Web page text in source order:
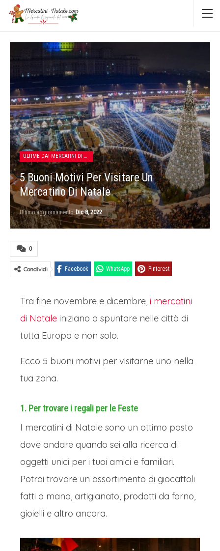
ULTIME DAI MERCATINI DI NATALE
5 Buoni Motivi Per Visitare Un
Mercatino Di Natale
Ultimo aggiornamento Dic 8, 2022
0
Condividi Facebook WhatsApp Pinterest
Tra fine novembre e dicembre, i mercatini
di Natale iniziano a spuntare nelle città di
tutta Europa e non solo.
Ecco 5 buoni motivi per visitarne uno nella
tua zona.
1. Per trovare i regali per le Feste
I mercatini di Natale sono un ottimo posto
dove andare quando sei alla ricerca di
oggetti unici per i tuoi amici e familiari.
Potrai trovare un assortimento di giocattoli
fatti a mano, artigianato, prodotti da forno,
gioielli e altro ancora.